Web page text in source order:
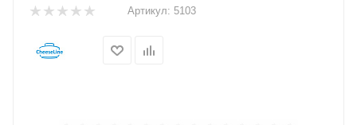
Артикул: 5103